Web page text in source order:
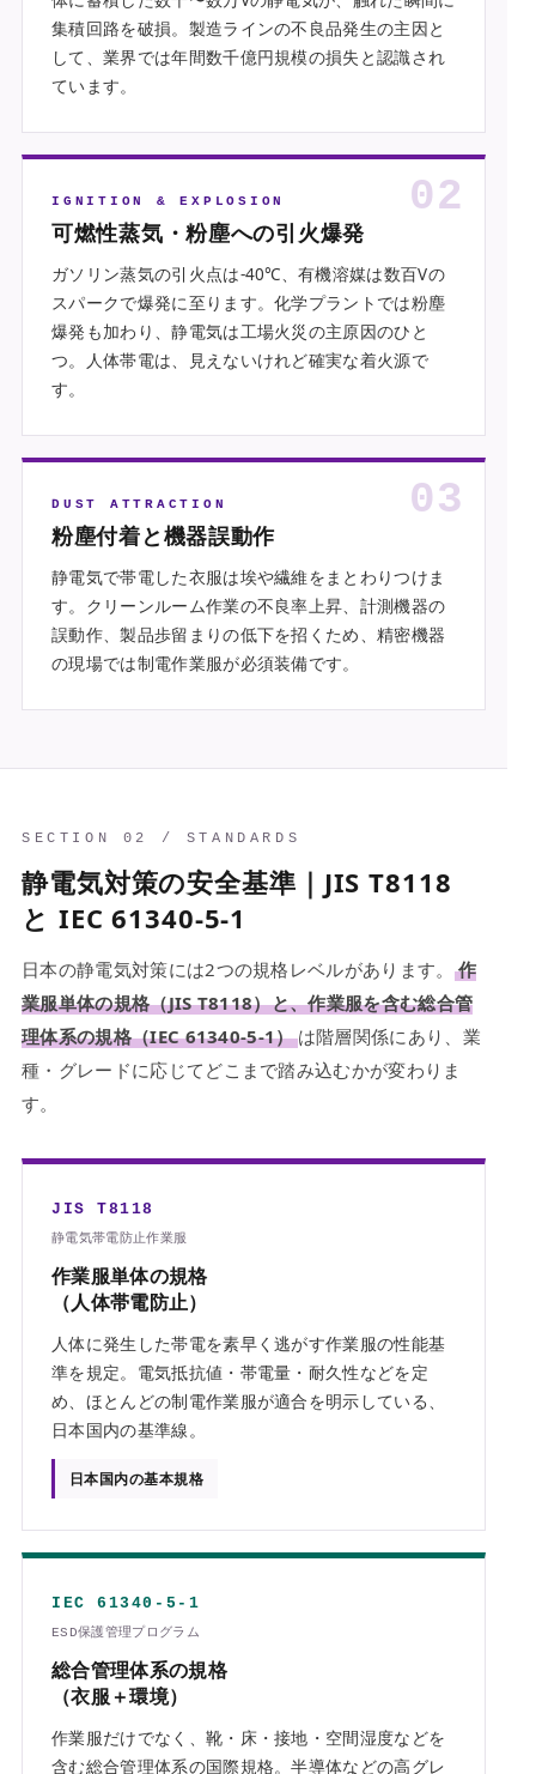
集積回路を破損。製造ラインの不良品発生の主因と
して、業界では年間数千億円規模の損失と認識され
ています。
02
IGNITION & EXPLOSION
可燃性蒸気・粉塵への引火爆発
ガソリン蒸気の引火点は-40℃、有機溶媒は数百Vの
スパークで爆発に至ります。化学プラントでは粉塵
爆発も加わり、静電気は工場火災の主原因のひと
つ。人体帯電は、見えないけれど確実な着火源で
す。
03
DUST ATTRACTION
粉塵付着と機器誤動作
静電気で帯電した衣服は埃や繊維をまとわりつけま
す。クリーンルーム作業の不良率上昇、計測機器の
誤動作、製品歩留まりの低下を招くため、精密機器
の現場では制電作業服が必須装備です。
SECTION 02 / STANDARDS
静電気対策の安全基準｜JIS T8118
と IEC 61340-5-1
日本の静電気対策には2つの規格レベルがあります。
作
業服単体の規格（JIS T8118）と、作業服を含む総合管
理体系の規格（IEC 61340-5-1）は階層関係にあり、業
種・グレードに応じてどこまで踏み込むかが変わりま
す。
JIS T8118
静電気帯電防止作業服
作業服単体の規格
（人体帯電防止）
人体に発生した帯電を素早く逃がす作業服の性能基
準を規定。電気抵抗値・帯電量・耐久性などを定
め、ほとんどの制電作業服が適合を明示している、
日本国内の基準線。
日本国内の基本規格
IEC 61340-5-1
ESD保護管理プログラム
総合管理体系の規格
（衣服＋環境）
作業服だけでなく、靴・床・接地・空間湿度などを
含む総合管理体系の国際規格。半導体などの高グレ